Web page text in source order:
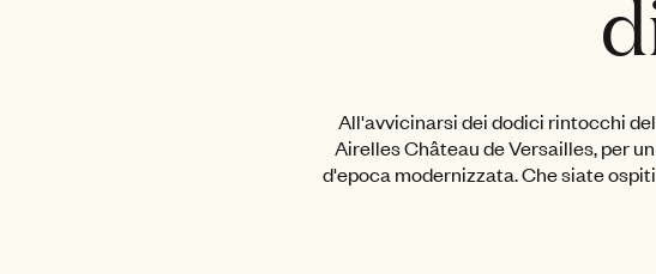
All'avvicinarsi dei dodici rintocchi
Airelles Château de Versailles, per
d'epoca modernizzata. Che siate